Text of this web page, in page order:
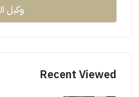
وكيل
Recent Viewed